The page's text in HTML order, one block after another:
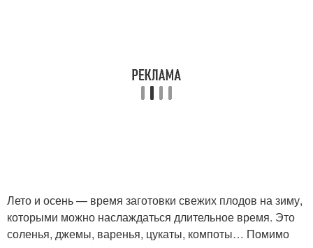
Лето и осень — время заготовки свежих плодов на зиму,
которыми можно наслаждаться длительное время. Это
соленья, джемы, варенья, цукаты, компоты… Помимо